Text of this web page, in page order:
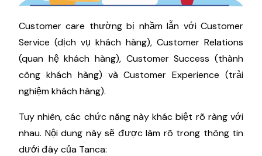
Customer care thường bị nhầm lẫn với Customer
Service (dịch vụ khách hàng), Customer Relations
(quan hệ khách hàng), Customer Success (thành
công khách hàng) và Customer Experience (trải
nghiệm khách hàng).
Tuy nhiên, các chức năng này khác biệt rõ ràng với
nhau. Nội dung này sẽ được làm rõ trong thông tin
dưới đây của Tanca: